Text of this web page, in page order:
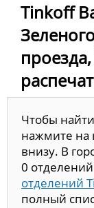
Tinkoff
Чтобы
нажмите на
внизу. В
0
отделений
полный